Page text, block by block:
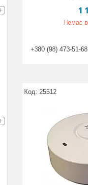
1
Немає в
+380 (98) 473-51-68
25512